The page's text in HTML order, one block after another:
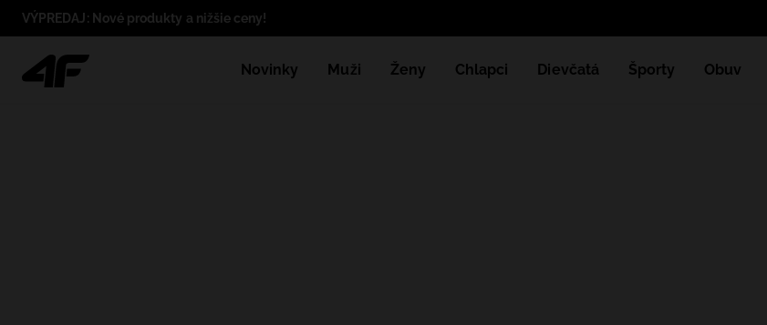
VÝPREDAJ: Nové produkty a nižšie ceny!
Novinky Muži Ženy Chlapci Dievčatá Športy Obuv